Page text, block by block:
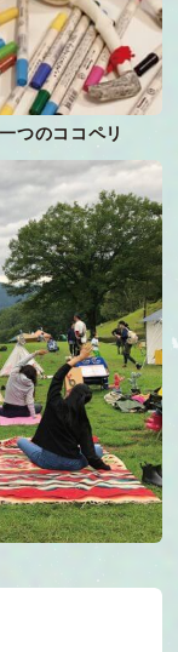
つのココペリ